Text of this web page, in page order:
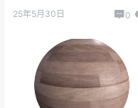
25年5月30日 0